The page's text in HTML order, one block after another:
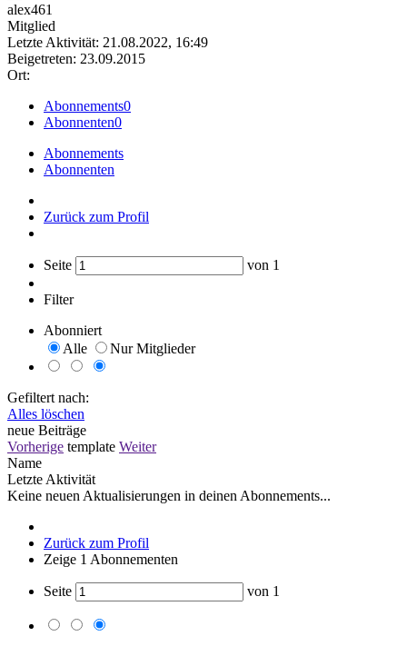
alex461
Mitglied
Letzte Aktivität: 21.08.2022, 16:49
Beigetreten: 23.09.2015
Ort:
Abonnements0
Abonnenten0
Abonnements
Abonnenten
Zurück zum Profil
Seite von 1
Filter
Abonniert
Alle
Nur Mitglieder
Gefiltert nach:
Alles löschen
neue Beiträge
Vorherige template Weiter
Name
Letzte Aktivität
Keine neuen Aktualisierungen in deinen Abonnements...
Zurück zum Profil
Zeige 1 Abonnementen
Seite von 1